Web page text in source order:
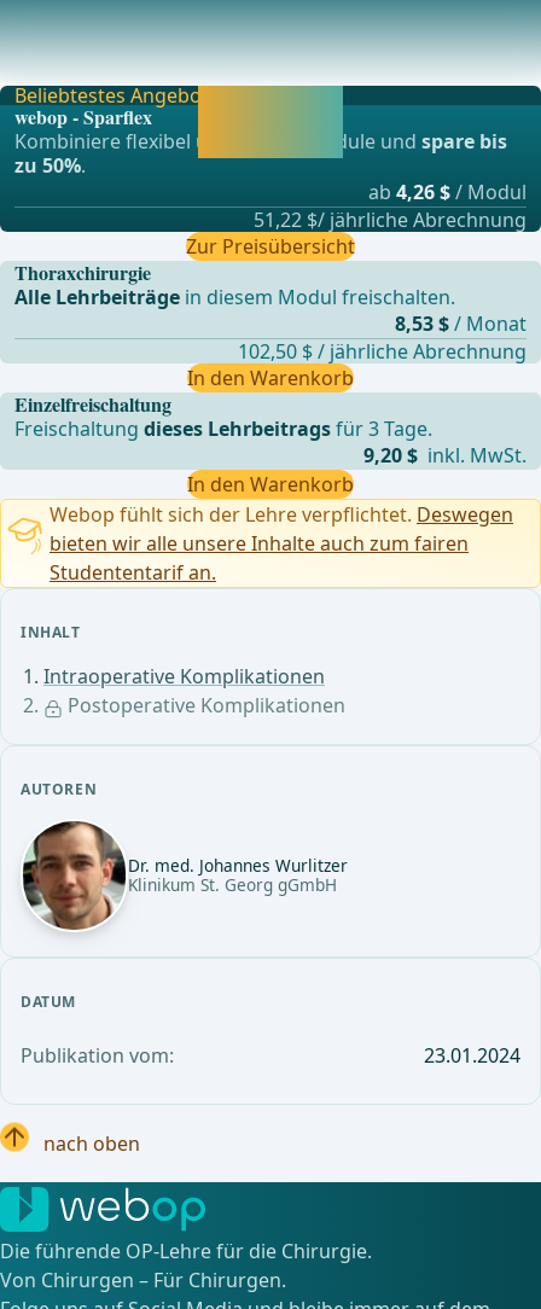
INHALT
Intraoperative Komplikationen
Postoperative Komplikationen
AUTOREN
Dr. med. Johannes Wurlitzer
Klinikum St. Georg gGmbH
DATUM
Publikation vom: 23.01.2024
Kardiale Arrhythmie (10-15 %)Lappentorsion (0,1-0,3 %)Bei
Verdacht sofortige Diagnosesicherung mitt
Einzelfreischaltung
Freischaltungdieses Lehrbeitragsfür 3 Tage.
9,20 $ inkl. MwSt.
In den Warenkorb
Beliebtestes Angebot
webop - Sparflex
Kombiniere flexibel unsere Lernmodule undspare bis
zu 50%.
ab 4,26 $/ Modul
51,22 $/ jährliche Abrechnung
Zur Preisübersicht
Thoraxchirurgie
Alle Lehrbeiträge in diesem Modul freischalten.
8,53 $/ Monat
102,50 $ / jährliche Abrechnung
In den Warenkorb
Webop fühlt sich der Lehre verpflichtet. Deswegen
bieten wir alle unsere Inhalte auch zum fairen
Studententarif an.
nach oben
Die führende OP-Lehre für die Chirurgie.
Von Chirurgen – Für Chirurgen.